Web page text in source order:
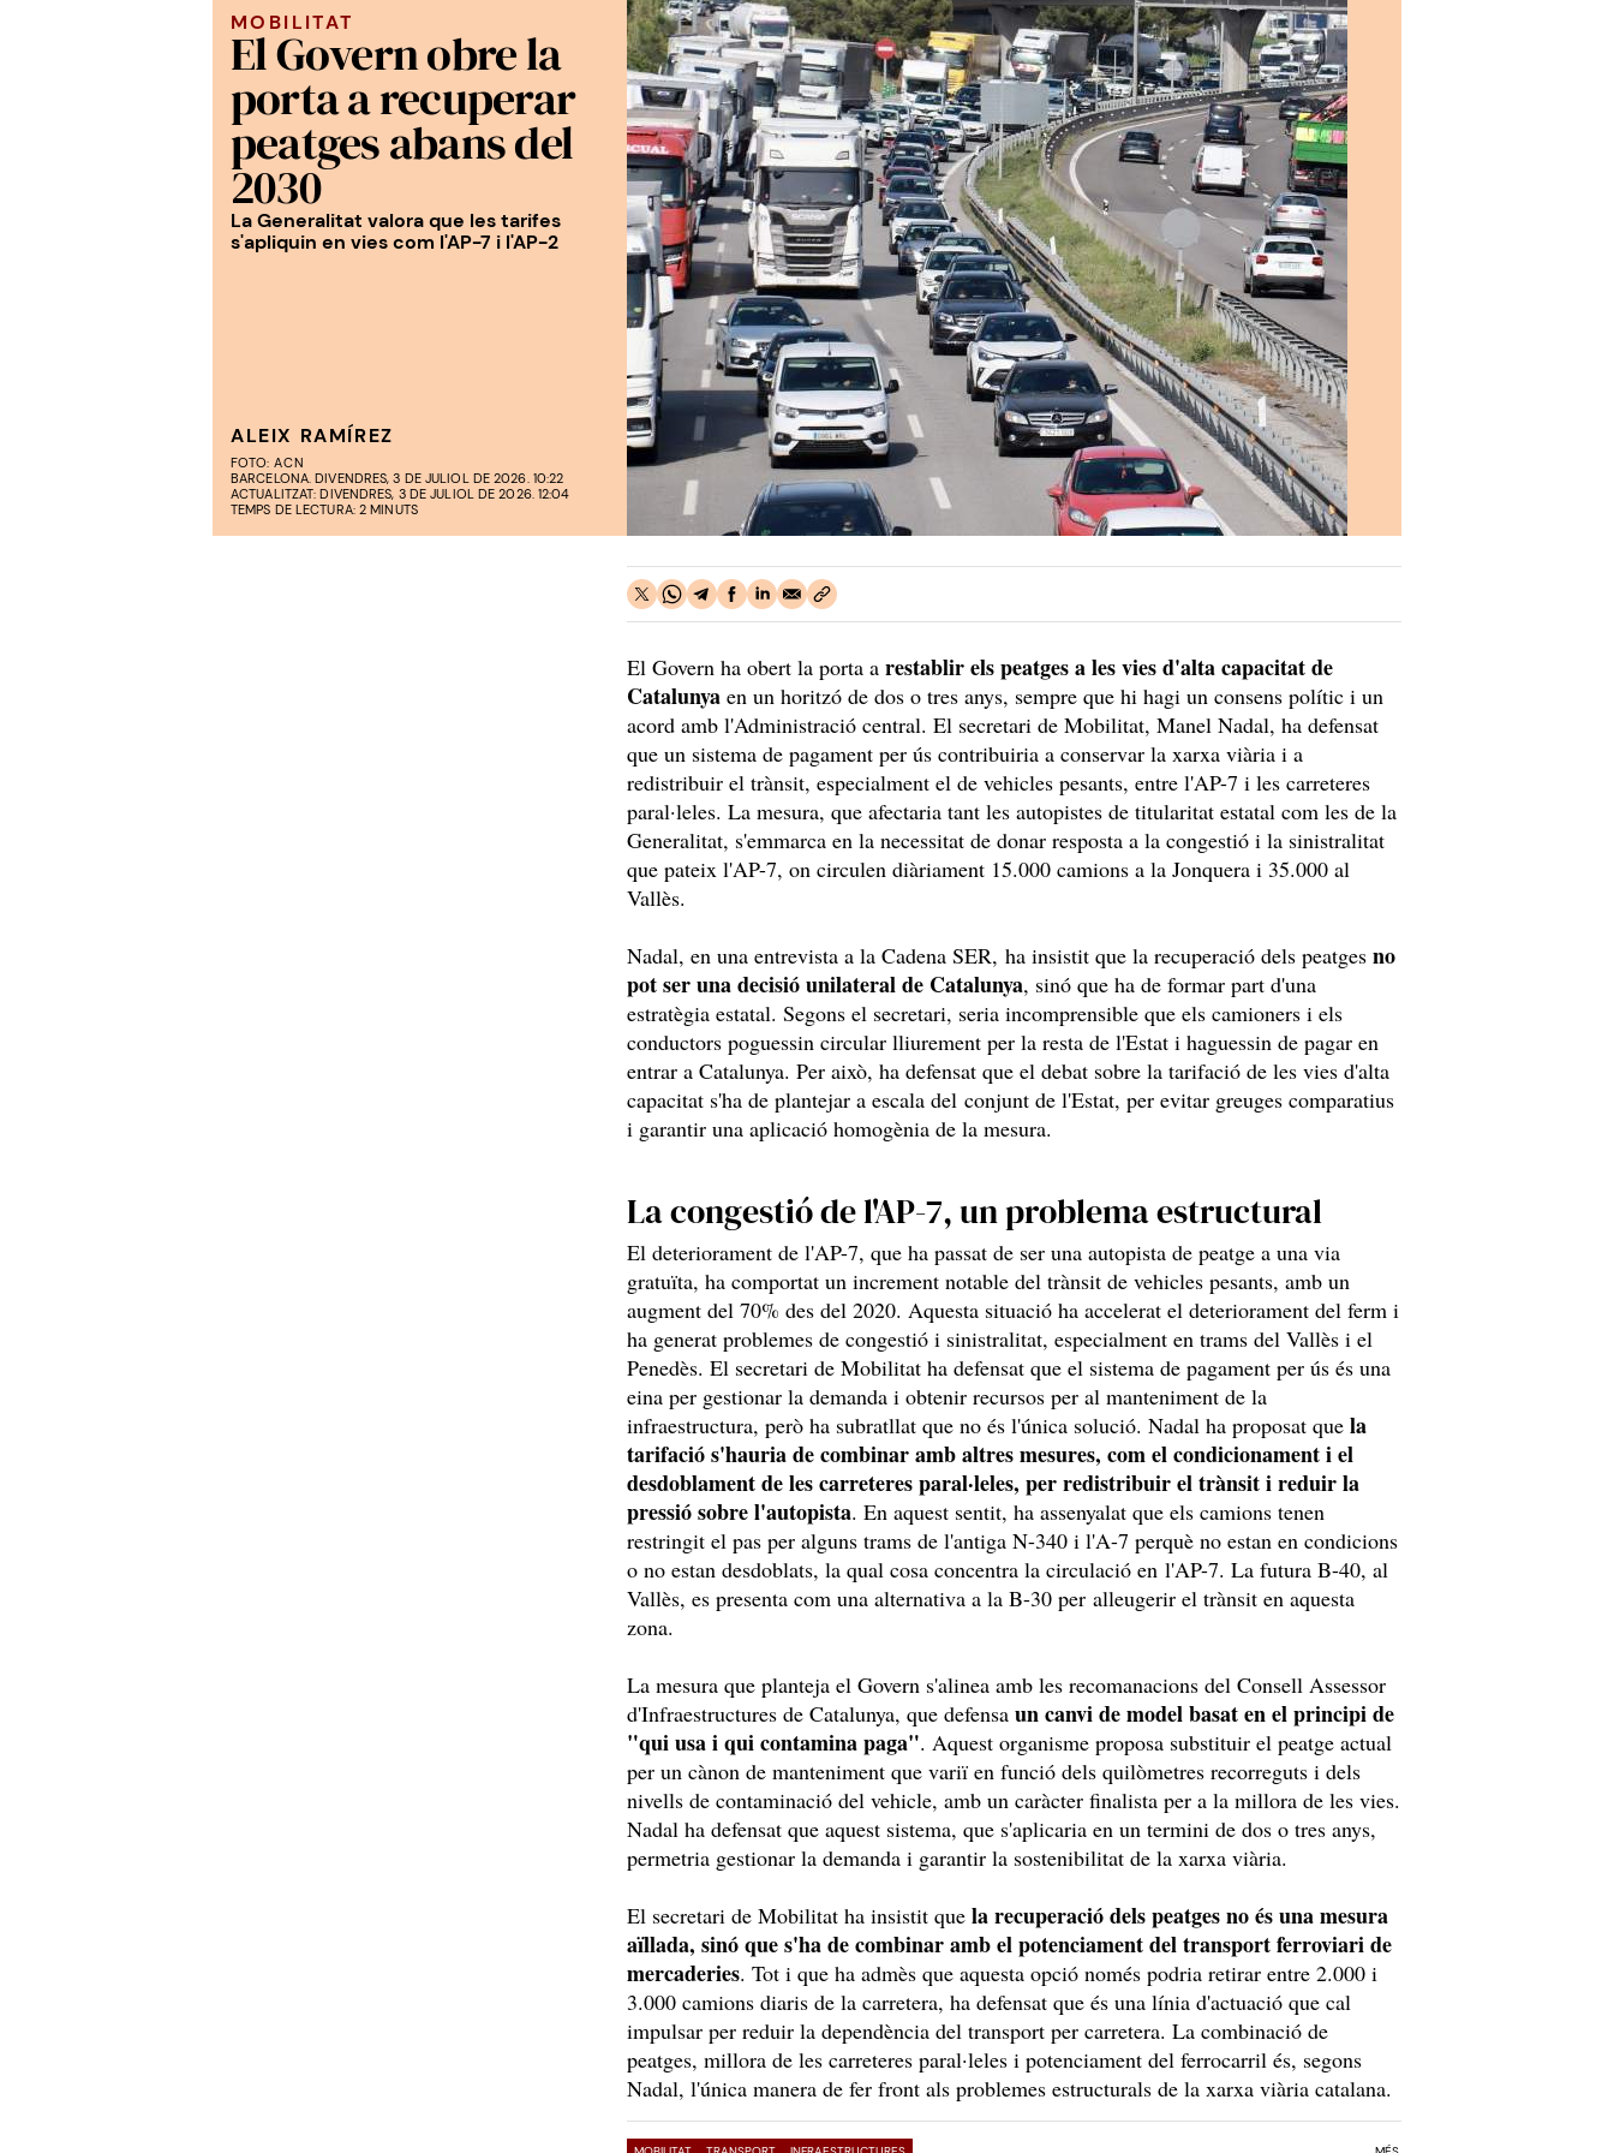
MOBILITAT
El Govern obre la
porta a recuperar
peatges abans del
2030
La Generalitat valora que les tarifes
s'apliquin en vies com l'AP-7 i l'AP-2
ALEIX RAMÍREZ
FOTO: ACN
BARCELONA. DIVENDRES, 3 DE JULIOL DE 2026. 10:22
ACTUALITZAT: DIVENDRES, 3 DE JULIOL DE 2026. 12:04
TEMPS DE LECTURA: 2 MINUTS
El Govern ha obert la porta a restablir els peatges a les vies d'alta capacitat de
Catalunya en un horitzó de dos o tres anys, sempre que hi hagi un consens polític i un
acord amb l'Administració central. El secretari de Mobilitat, Manel Nadal, ha defensat
que un sistema de pagament per ús contribuiria a conservar la xarxa viària i a
redistribuir el trànsit, especialment el de vehicles pesants, entre l'AP-7 i les carreteres
paral·leles. La mesura, que afectaria tant les autopistes de titularitat estatal com les de la
Generalitat, s'emmarca en la necessitat de donar resposta a la congestió i la sinistralitat
que pateix l'AP-7, on circulen diàriament 15.000 camions a la Jonquera i 35.000 al
Vallès.
Nadal, en una entrevista a la Cadena SER, ha insistit que la recuperació dels peatges no
pot ser una decisió unilateral de Catalunya, sinó que ha de formar part d'una
estratègia estatal. Segons el secretari, seria incomprensible que els camioners i els
conductors poguessin circular lliurement per la resta de l'Estat i haguessin de pagar en
entrar a Catalunya. Per això, ha defensat que el debat sobre la tarifació de les vies d'alta
capacitat s'ha de plantejar a escala del conjunt de l'Estat, per evitar greuges comparatius
i garantir una aplicació homogènia de la mesura.
La congestió de l'AP-7, un problema estructural
El deteriorament de l'AP-7, que ha passat de ser una autopista de peatge a una via
gratuïta, ha comportat un increment notable del trànsit de vehicles pesants, amb un
augment del 70% des del 2020. Aquesta situació ha accelerat el deteriorament del ferm i
ha generat problemes de congestió i sinistralitat, especialment en trams del Vallès i el
Penedès. El secretari de Mobilitat ha defensat que el sistema de pagament per ús és una
eina per gestionar la demanda i obtenir recursos per al manteniment de la
infraestructura, però ha subratllat que no és l'única solució. Nadal ha proposat que la
tarifació s'hauria de combinar amb altres mesures, com el condicionament i el
desdoblament de les carreteres paral·leles, per redistribuir el trànsit i reduir la
pressió sobre l'autopista. En aquest sentit, ha assenyalat que els camions tenen
restringit el pas per alguns trams de l'antiga N-340 i l'A-7 perquè no estan en condicions
o no estan desdoblats, la qual cosa concentra la circulació en l'AP-7. La futura B-40, al
Vallès, es presenta com una alternativa a la B-30 per alleugerir el trànsit en aquesta
zona.
La mesura que planteja el Govern s'alinea amb les recomanacions del Consell Assessor
d'Infraestructures de Catalunya, que defensa un canvi de model basat en el principi de
"qui usa i qui contamina paga". Aquest organisme proposa substituir el peatge actual
per un cànon de manteniment que variï en funció dels quilòmetres recorreguts i dels
nivells de contaminació del vehicle, amb un caràcter finalista per a la millora de les vies.
Nadal ha defensat que aquest sistema, que s'aplicaria en un termini de dos o tres anys,
permetria gestionar la demanda i garantir la sostenibilitat de la xarxa viària.
El secretari de Mobilitat ha insistit que la recuperació dels peatges no és una mesura
aïllada, sinó que s'ha de combinar amb el potenciament del transport ferroviari de
mercaderies. Tot i que ha admès que aquesta opció només podria retirar entre 2.000 i
3.000 camions diaris de la carretera, ha defensat que és una línia d'actuació que cal
impulsar per reduir la dependència del transport per carretera. La combinació de
peatges, millora de les carreteres paral·leles i potenciament del ferrocarril és, segons
Nadal, l'única manera de fer front als problemes estructurals de la xarxa viària catalana.